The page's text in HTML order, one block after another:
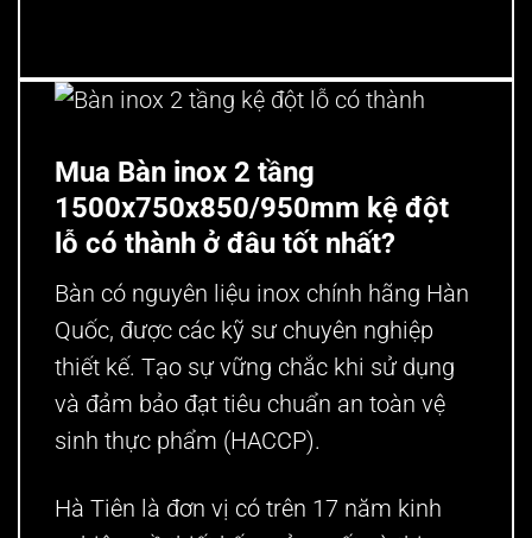
Mua Bàn inox 2 tầng
1500x750x850/950mm kệ đột
lỗ có thành ở đâu tốt nhất?
Bàn có nguyên liệu inox chính hãng Hàn
Quốc, được các kỹ sư chuyên nghiệp
thiết kế. Tạo sự vững chắc khi sử dụng
và đảm bảo đạt tiêu chuẩn an toàn vệ
sinh thực phẩm (HACCP).
Hà Tiên là đơn vị có trên 17 năm kinh